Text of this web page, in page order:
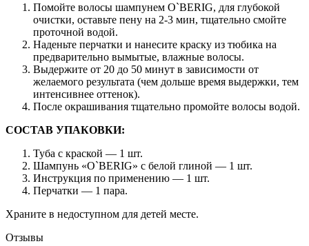
Помойте волосы шампунем O`BERIG, для глубокой
очистки, оставьте пену на 2-3 мин, тщательно смойте
проточной водой.
Наденьте перчатки и нанесите краску из тюбика на
предварительно вымытые, влажные волосы.
Выдержите от 20 до 50 минут в зависимости от
желаемого результата (чем дольше время выдержки, тем
интенсивнее оттенок).
После окрашивания тщательно промойте волосы водой.
СOСТАВ УПАКОВКИ:
Туба с краской — 1 шт.
Шампунь «O`BERIG» с белой глиной — 1 шт.
Инструкция по применению — 1 шт.
Перчатки — 1 пара.
Храните в недоступном для детей месте.
Отзывы